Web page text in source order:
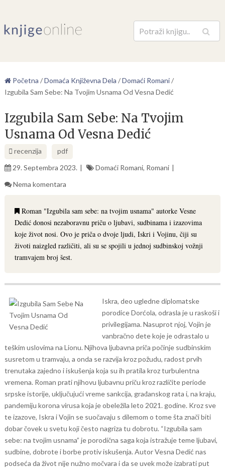
Pretraga
Početna /Domaća Književna Dela /Domaći Romani/
Izgubila Sam Sebe: Na Tvojim Usnama Od Vesna Dedić
Izgubila Sam Sebe: Na Tvojim
Usnama Od Vesna Dedić
recenzija
pdf
29. Septembra 2023.
Domaći Romani, Romani
Nema komentara
Roman "Izgubila sam sebe: na tvojim usnama" autorke Vesne
Dedić donosi nezaboravnu priču o ljubavi, sudbinama i izazovima
koje život nosi. Ovo je priča o dvoje ljudi, Iskri i Vojinu, čiji su
životi naizgled različiti, ali su se spojili u jednoj sudbinskoj vožnji
tramvajem broj šest.
Iskra, deo ugledne diplomatske
porodice Dorćola, odrasla je u raskoši i
privilegijama. Nasuprot njoj, Vojin je
vanbračno dete koje je odrastalo u
teškim uslovima na Lionu. Njihova ljubavna priča počinje sudbinskim
susretom u tramvaju, a onda se razvija kroz požudu, radost prvih
trenutaka zajedno i iskušenja koja su ih pratila kroz turbulentna
vremena. Roman prati njihovu ljubavnu priču kroz različite periode
srpske istorije, uključujući vreme sankcija, građanskog rata i, na kraju,
pandemiju korona virusa koja je obeležila leto 2021. godine. Kroz sve
te izazove, Iskra i Vojin se suočavaju s dilemom o tome šta znači biti
dobar čovek u svetu koji često nagriza tu dobrotu. “Izgubila sam
sebe: na tvojim usnama” je porodična saga koja istražuje teme ljubavi,
sudbine, dobrote i borbe protiv iskušenja. Autor Vesna Dedić nas
podseća da život nije nužno močvara i da se uvek može izabrati put